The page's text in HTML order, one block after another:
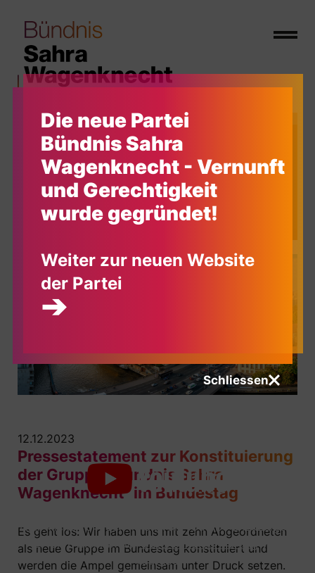
Die neue Partei
Bündnis Sahra
Wagenknecht - Vernunft
und Gerechtigkeit
wurde gegründet!
Weiter zur neuen Website
der Partei
➔
Schliessen
Aktuelles
12.12.2023
Pressestatement zur Konstituierung
der Gruppe „Bündnis Sahra
Wagenknecht“ im Bundestag
Hier klicken um den Inhalt von Youtube anzuzeigen.
Erfahre mehr in derDatenschutzerklärungvon
Youtube.
Es geht los: Wir haben uns mit zehn Abgeordneten
als neue Gruppe im Bundestag konstituiert und
werden die Ampel gemeinsam unter Druck setzen.